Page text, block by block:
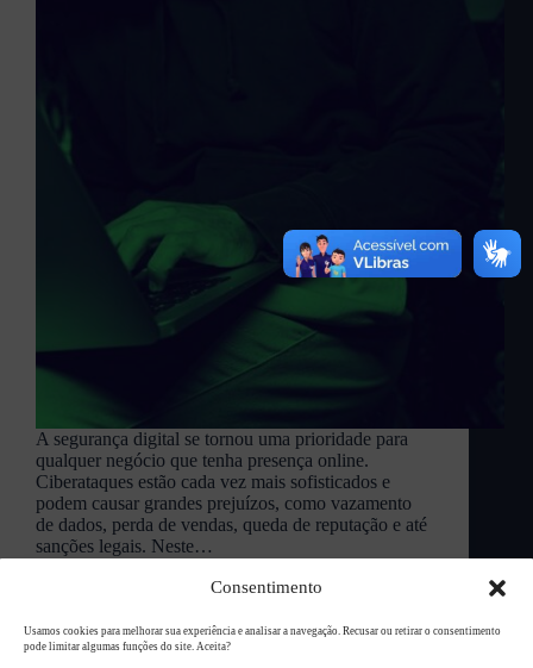
Consentimento
Usamos cookies para melhorar sua experiência e analisar a navegação. Recusar ou retirar o consentimento
pode limitar algumas funções do site. Aceita?
A segurança digital se tornou uma prioridade para
qualquer negócio que tenha presença online.
Ciberataques estão cada vez mais sofisticados e
podem causar grandes prejuízos, como vazamento
de dados, perda de vendas, queda de reputação e até
sanções legais. Neste…